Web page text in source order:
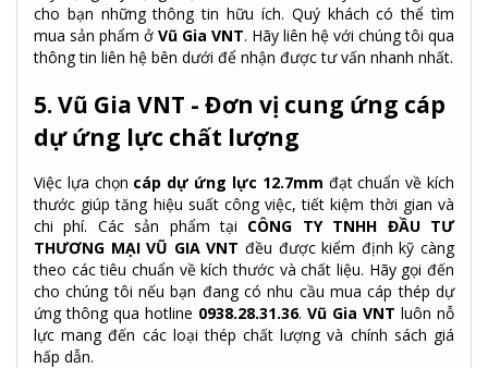
cho bạn những thông tin hữu ích. Quý khách có thể tìm
mua sản phẩm ở Vũ Gia VNT. Hãy liên hệ với chúng tôi qua
thông tin liên hệ bên dưới để nhận được tư vấn nhanh nhất.
5. Vũ Gia VNT - Đơn vị cung ứng cáp
dự ứng lực chất lượng
Việc lựa chọn cáp dự ứng lực 12.7mm đạt chuẩn về kích
thước giúp tăng hiệu suất công việc, tiết kiệm thời gian và
chi phí. Các sản phẩm tại CÔNG TY TNHH ĐẦU TƯ
THƯƠNG MẠI VŨ GIA VNT đều được kiểm định kỹ càng
theo các tiêu chuẩn về kích thước và chất liệu. Hãy gọi đến
cho chúng tôi nếu bạn đang có nhu cầu mua cáp thép dự
ứng thông qua hotline 0938.28.31.36. Vũ Gia VNT luôn nỗ
lực mang đến các loại thép chất lượng và chính sách giá
hấp dẫn.